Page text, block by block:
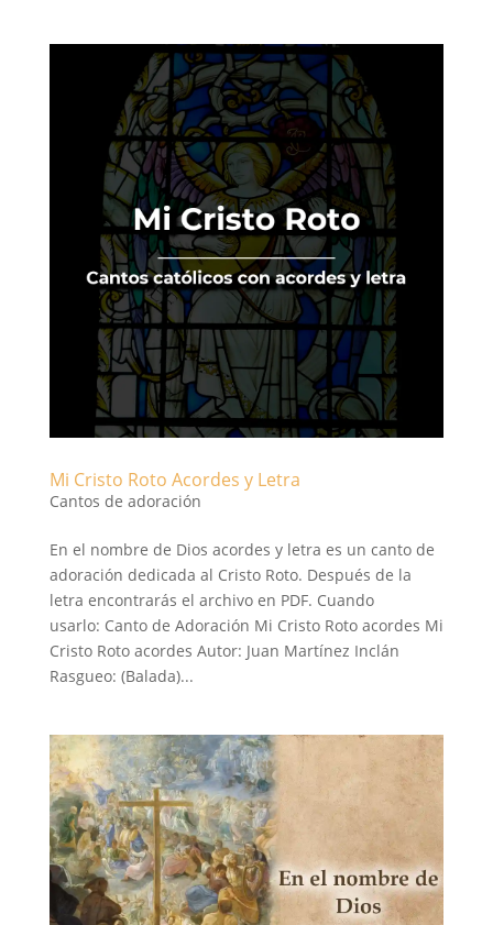
Mi Cristo Roto Acordes y Letra
Cantos de adoración
En el nombre de Dios acordes y letra es un canto de
adoración dedicada al Cristo Roto. Después de la
letra encontrarás el archivo en PDF. Cuando
usarlo: Canto de Adoración Mi Cristo Roto acordes Mi
Cristo Roto acordes Autor: Juan Martínez Inclán
Rasgueo: (Balada)...